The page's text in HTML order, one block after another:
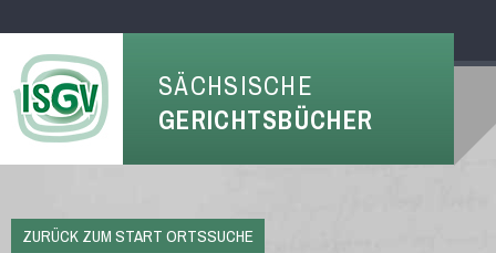
SÄCHSISCHE
GERICHTSBÜCHER
ZURÜCK ZUM START ORTSSUCHE